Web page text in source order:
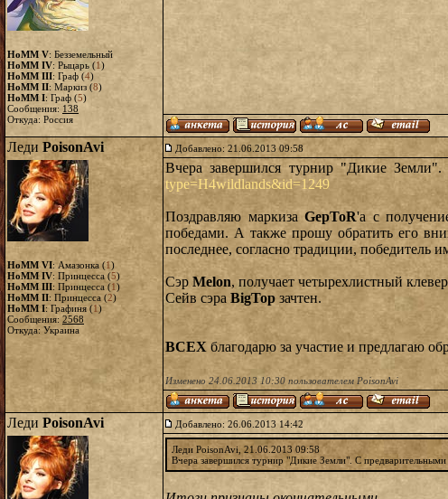
HoMM V: Безземельный
HoMM IV: Рыцарь (1)
HoMM III: Граф (4)
HoMM II: Маркиз (8)
HoMM I: Граф (5)
Сообщения: 138
Откуда: Россия
Леди PoisonAvi
HoMM VI: Амазонка (1)
HoMM IV: Принцесса (5)
HoMM III: Принцесса (1)
HoMM II: Принцесса (2)
HoMM I: Графиня (1)
Сообщения:2568
Откуда: Украина
Добавлено: 21.06.2013 09:58
Вчера завершился турнир "Дикие
type=H4wildlands&id=1249
Поздравляю маркизаGepToR'a с
победами. А также прошу обратить его
последнее, согласно традиции, победитель
Сэр Melon, получает четырехлистный
Сейв сэра BigTop зачтен.
ВСЕХ благодарю за участие и предлагаю
Изменено 24.06.2013 10:30 пользователем PoisonAvi
Леди PoisonAvi Добавлено: 26.06.2013 14:42
Леди PoisonAvi, 21.06.2013 09:58
Вчера завершился турнир "Дикие Земли". С